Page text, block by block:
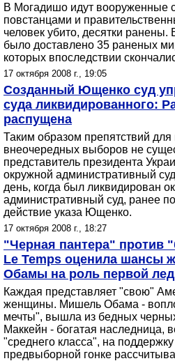
В Могадишо идут вооруженные
повстанцами и
человек убито, десятки
было доставлено 35 раненых
которых впоследствии
17 октября 2008 г., 19:05
Созданный Ющенко суд
суда ликвидированного:
распущена
Таким образом препятствий
внеочередных выборов не
представитель президента
окружной административный
день, когда был ликвидирован
административный суд, ранее
действие указа Ющенко.
17 октября 2008 г., 18:27
"Черная пантера" против
Le Temps оценила шансы
Обамы на роль первой
Каждая представляет "свою"
женщины. Мишель Обама -
мечты", вышла из бедных
Маккейн - богатая наследница,
"среднего класса", на поддержку
предвыборной гонке